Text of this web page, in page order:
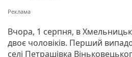
Вчора, 1 серпня, в
двоє чоловіків. Перший
селі Петрашівка